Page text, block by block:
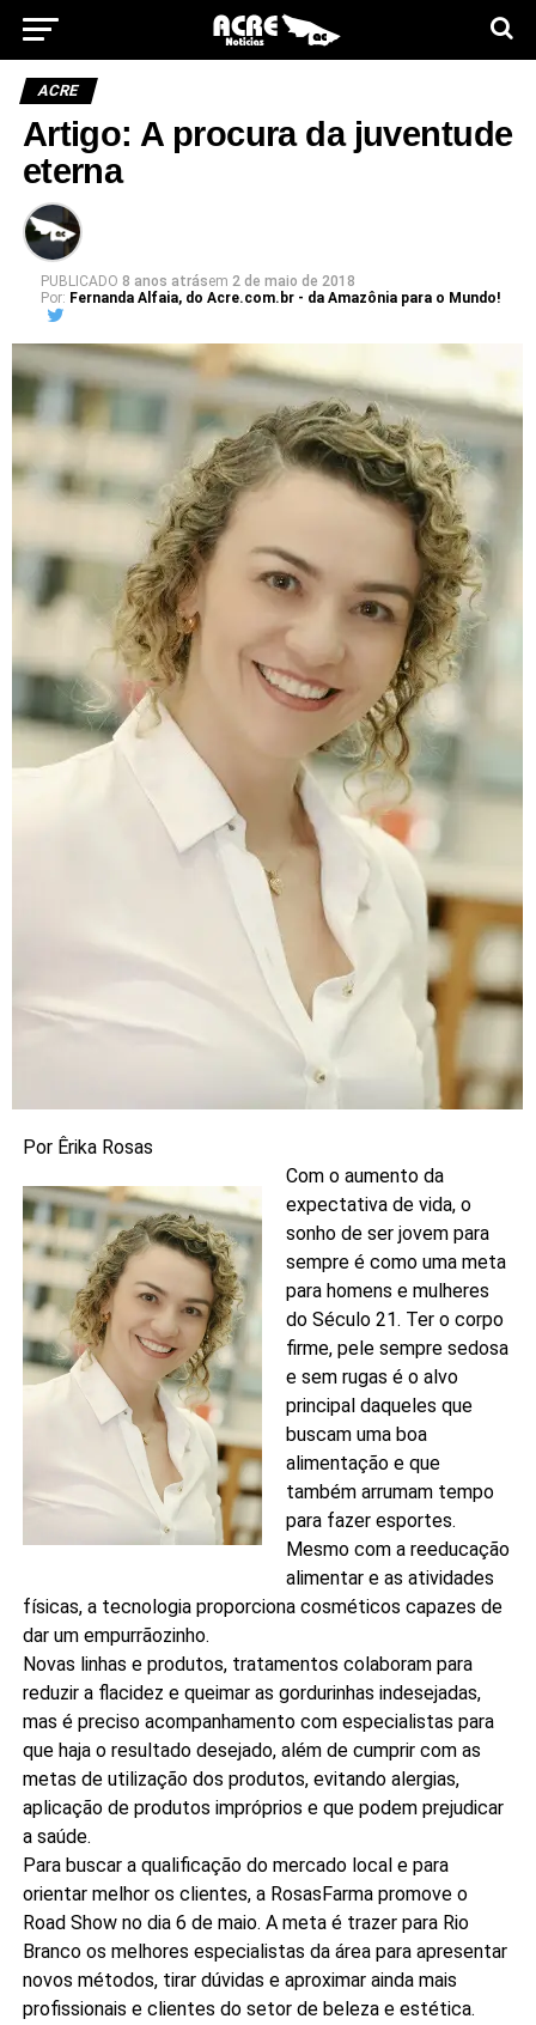
ACRE
Artigo: A procura da juventude
eterna
PUBLICADO 8 anos atrásem 2 de maio de 2018
Por: Fernanda Alfaia, do Acre.com.br - da Amazônia para o Mundo!
Por Êrika Rosas
Com o aumento da
expectativa de vida, o
sonho de ser jovem para
sempre é como uma meta
para homens e mulheres
do Século 21. Ter o corpo
firme, pele sempre sedosa
e sem rugas é o alvo
principal daqueles que
buscam uma boa
alimentação e que
também arrumam tempo
para fazer esportes.
Mesmo com a reeducação
alimentar e as atividades
físicas, a tecnologia proporciona cosméticos capazes de
dar um empurrãozinho.
Novas linhas e produtos, tratamentos colaboram para
reduzir a flacidez e queimar as gordurinhas indesejadas,
mas é preciso acompanhamento com especialistas para
que haja o resultado desejado, além de cumprir com as
metas de utilização dos produtos, evitando alergias,
aplicação de produtos impróprios e que podem prejudicar
a saúde.
Para buscar a qualificação do mercado local e para
orientar melhor os clientes, a RosasFarma promove o
Road Show no dia 6 de maio. A meta é trazer para Rio
Branco os melhores especialistas da área para apresentar
novos métodos, tirar dúvidas e aproximar ainda mais
profissionais e clientes do setor de beleza e estética.